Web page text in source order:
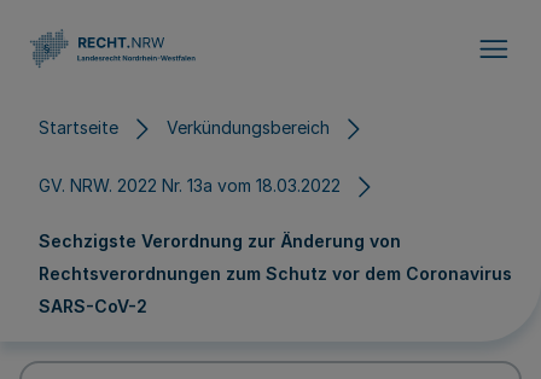
Startseite Verkündungsbereich
GV. NRW. 2022 Nr. 13a vom 18.03.2022
Sechzigste Verordnung zur Änderung von
Rechtsverordnungen zum Schutz vor dem Coronavirus
SARS-CoV-2